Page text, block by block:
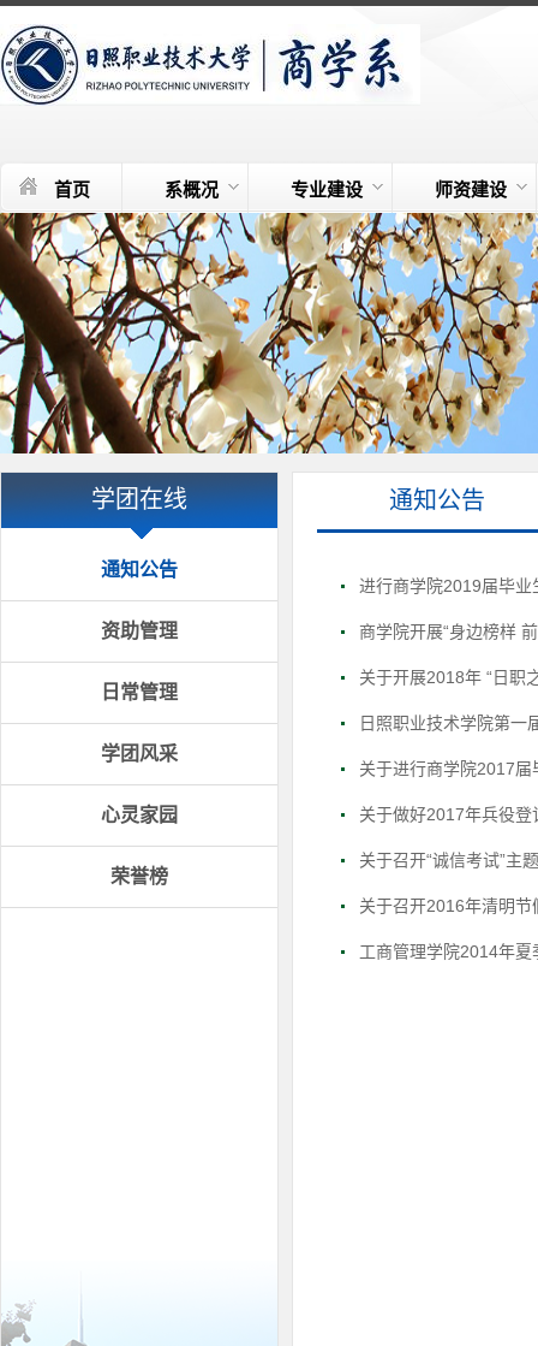
首页 系概况 专业建设 师资建设
学团在线
通知公告
资助管理
日常管理
学团风采
心灵家园
荣誉榜
通知公告
进行商学院2019届毕业
商学院开展“身边榜样
关于开展2018年 “日职
日照职业技术学院第一
关于进行商学院2017
关于做好2017年兵役登
关于召开“诚信考试”主
关于召开2016年清明
工商管理学院2014年